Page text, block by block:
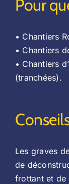
Pour
• Chantiers
• Chantiers
• Chantiers
(tranchées).
Les graves
de
frottant et de